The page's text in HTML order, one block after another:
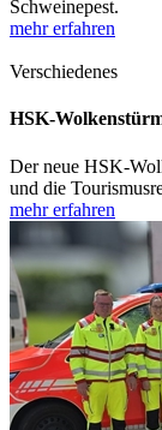
Schweinepest.
mehr erfahren
Verschiedenes
HSK-
Der neue HSK-
und die
mehr erfahren